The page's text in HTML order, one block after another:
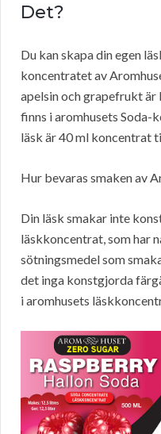
Det?
Du kan skapa din egen
koncentratet av
apelsin och grapefrukt är
finns i aromhusets
läsk är 40 ml koncentrat
Hur bevaras smaken av
Din läsk smakar inte
läskkoncentrat, som har
sötningsmedel som
det inga konstgjorda
i aromhusets